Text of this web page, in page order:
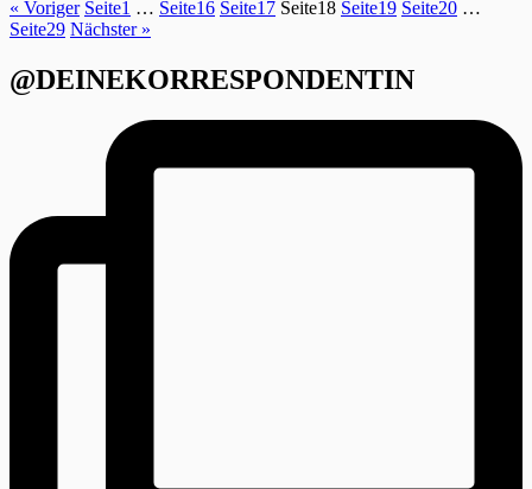
« Voriger Seite1 … Seite16 Seite17 Seite18 Seite19 Seite20 …
Seite29 Nächster »
@DEINEKORRESPONDENTIN